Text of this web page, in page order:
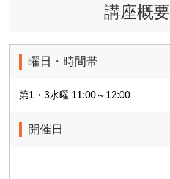
講座概要
曜日・時間帯
第1・3水曜 11:00～12:00
開催日